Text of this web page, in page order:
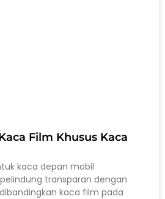
Film Khusus Kaca
kaca depan mobil
transparan dengan
kaca film pada